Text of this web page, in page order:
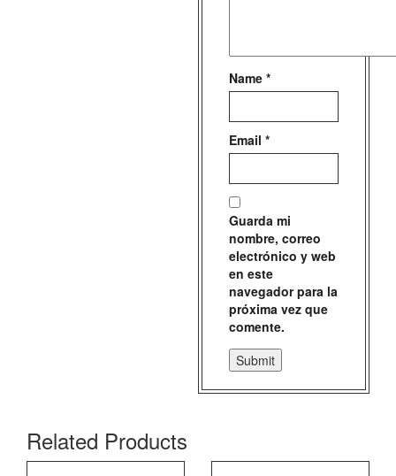
Name *
Email *
Guarda mi
nombre, correo
electrónico y web
en este
navegador para la
próxima vez que
comente.
Related Products